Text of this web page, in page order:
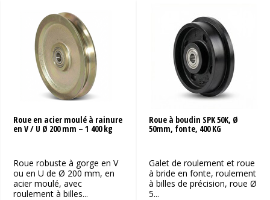
Roue en acier moulé à rainure
en V / U Ø 200 mm – 1 400 kg
Roue robuste à gorge en V
ou en U de Ø 200 mm, en
acier moulé, avec
roulement à billes...
Roue à boudin SPK 50K, Ø
50mm, fonte, 400 KG
Galet de roulement et roue
à bride en fonte, roulement
à billes de précision, roue Ø
5...